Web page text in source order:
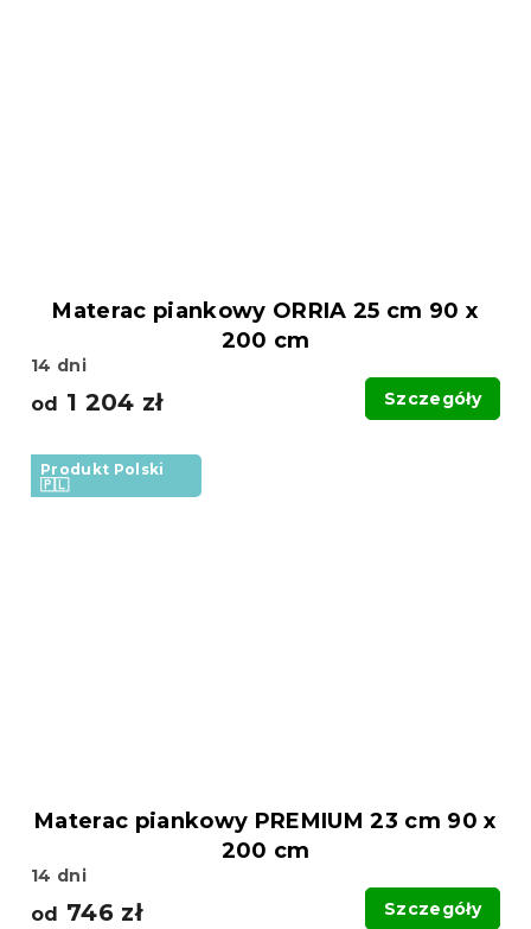
Materac piankowy ORRIA 25 cm 90 x
200 cm
14 dni
od 1 204 zł Szczegóły
Produkt Polski
🇵🇱
Materac piankowy PREMIUM 23 cm 90 x
200 cm
14 dni
od 746 zł Szczegóły